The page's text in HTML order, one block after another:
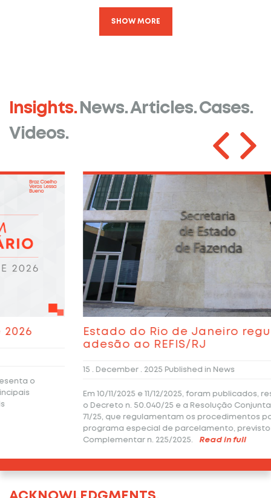
SHOW MORE
Insights. News. Articles. Cases.
Videos.
Estado do Rio de Janeiro regulamenta a
adesão ao REFIS/RJ
15 . December . 2025Published in News
Em 10/11/2025 e 11/12/2025, foram publicados, respectivamente,
o Decreto n. 50.040/25 e a Resolução Conjunta SEFAZ/PGE n.
71/25, que regulamentam os procedimentos para adesão ao
programa especial de parcelamento, previsto na Lei
Complementar n. 225/2025.
Read in full